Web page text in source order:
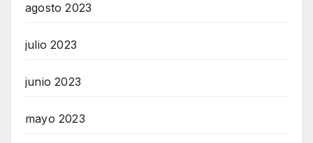
agosto 2023
julio 2023
junio 2023
mayo 2023